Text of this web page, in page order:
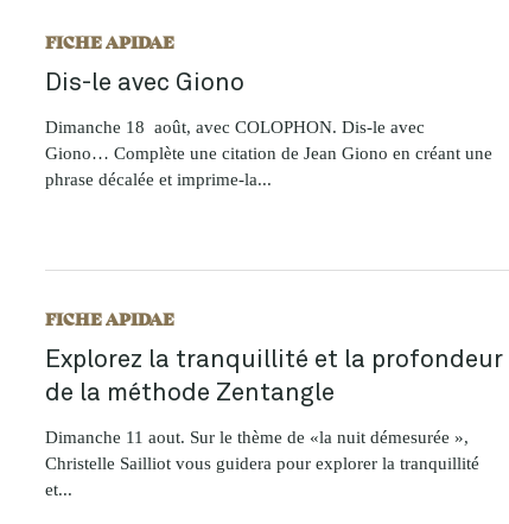
FICHE APIDAE
Dis-le avec Giono
Dimanche 18 août, avec COLOPHON. Dis-le avec
Giono… Complète une citation de Jean Giono en créant une
phrase décalée et imprime-la...
FICHE APIDAE
Explorez la tranquillité et la profondeur
de la méthode Zentangle
Dimanche 11 aout. Sur le thème de «la nuit démesurée »,
Christelle Sailliot vous guidera pour explorer la tranquillité
et...